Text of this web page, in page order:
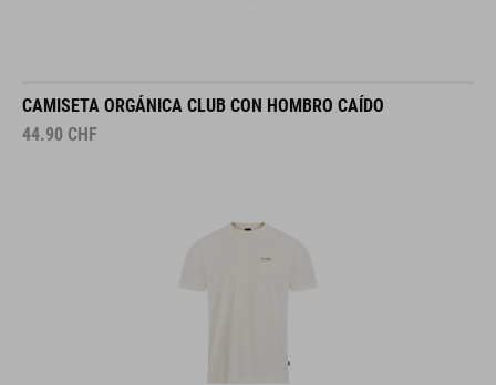
CAMISETA ORGÁNICA CLUB CON HOMBRO CAÍDO
44.90 CHF